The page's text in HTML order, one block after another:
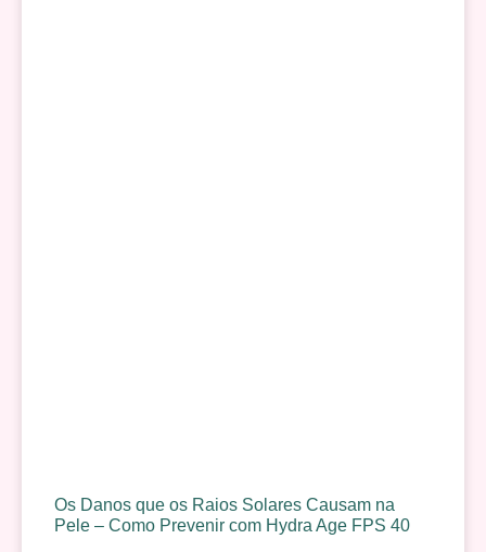
Os Danos que os Raios Solares Causam na
Pele – Como Prevenir com Hydra Age FPS 40